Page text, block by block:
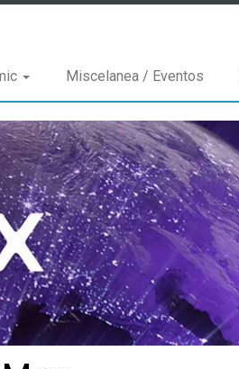
Miscelanea / Eventos